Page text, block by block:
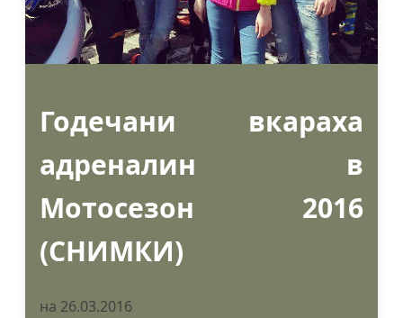
Годечани вкараха
адреналин в
Мотосезон 2016
(СНИМКИ)
на 26.03.2016